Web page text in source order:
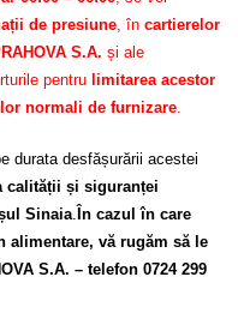
de presiune , în cartierelor
S.A. și ale
pentru limitarea acestor
normali de furnizare
durata desfășurării acestei
calității și siguranței
Sinaia În cazul în care
alimentare, vă rugăm să le
S.A. – telefon 0724 299